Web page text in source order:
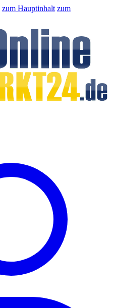
zum Hauptinhalt zum